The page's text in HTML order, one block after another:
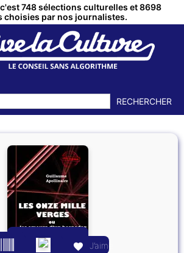
748 sélections culturelles et 8698
choisies par nos journalistes.
RECHERCHER
J’aime